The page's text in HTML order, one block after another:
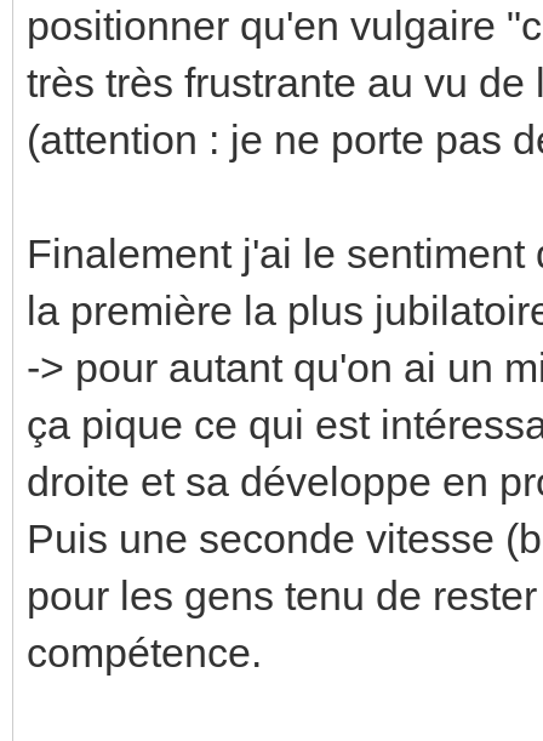
positionner qu'en vulgaire
très très frustrante au vu
(attention : je ne porte pas
Finalement j'ai le
la première la plus
-> pour autant qu'on ai un
ça pique ce qui est
droite et sa développe en
Puis une seconde vitesse
pour les gens tenu de
compétence.